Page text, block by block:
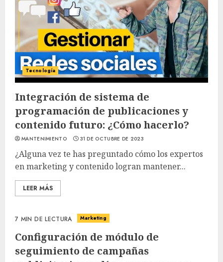
Tecnología
Integración de sistema de
programación de publicaciones y
contenido futuro: ¿Cómo hacerlo?
MANTENIMIENTO 31 DE OCTUBRE DE 2023
¿Alguna vez te has preguntado cómo los expertos
en marketing y contenido logran mantener...
LEER MÁS
7 MIN DE LECTURA Marketing
Configuración de módulo de
seguimiento de campañas